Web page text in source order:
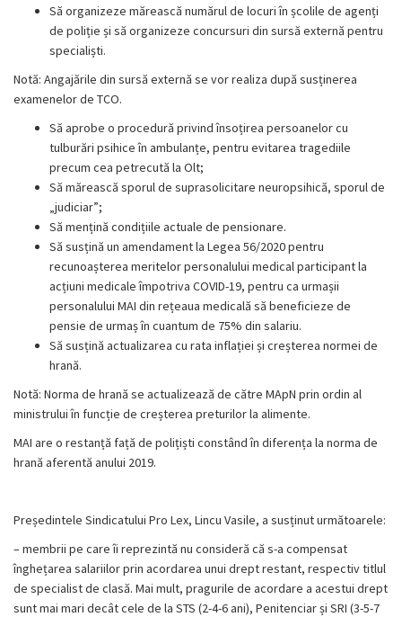
Să organizeze mărească numărul de locuri în școlile de agenți
de poliție și să organizeze concursuri din sursă externă pentru
specialiști.
Notă: Angajările din sursă externă se vor realiza după susținerea
examenelor de TCO.
Să aprobe o procedură privind însoțirea persoanelor cu
tulburări psihice în ambulanțe, pentru evitarea tragediile
precum cea petrecută la Olt;
Să mărească sporul de suprasolicitare neuropsihică, sporul de
„judiciar”;
Să mențină condițiile actuale de pensionare.
Să susțină un amendament la Legea 56/2020 pentru
recunoașterea meritelor personalului medical participant la
acțiuni medicale împotriva COVID-19, pentru ca urmașii
personalului MAI din rețeaua medicală să beneficieze de
pensie de urmaș în cuantum de 75% din salariu.
Să susțină actualizarea cu rata inflației și creșterea normei de
hrană.
Notă: Norma de hrană se actualizează de către MApN prin ordin al
ministrului în funcție de creșterea preturilor la alimente.
MAI are o restanță față de polițiști constând în diferența la norma de
hrană aferentă anului 2019.
Președintele Sindicatului Pro Lex, Lincu Vasile, a susținut următoarele:
– membrii pe care îi reprezintă nu consideră că s-a compensat
înghețarea salariilor prin acordarea unui drept restant, respectiv titlul
de specialist de clasă. Mai mult, pragurile de acordare a acestui drept
sunt mai mari decât cele de la STS (2-4-6 ani), Penitenciar și SRI (3-5-7